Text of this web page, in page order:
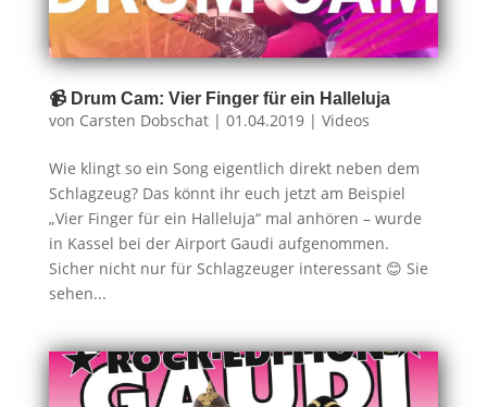
📹 Drum Cam: Vier Finger für ein Halleluja
von Carsten Dobschat| 01.04.2019| Videos
Wie klingt so ein Song eigentlich direkt neben dem
Schlagzeug? Das könnt ihr euch jetzt am Beispiel
„Vier Finger für ein Halleluja“ mal anhören – wurde
in Kassel bei der Airport Gaudi aufgenommen.
Sicher nicht nur für Schlagzeuger interessant 😊 Sie
sehen...